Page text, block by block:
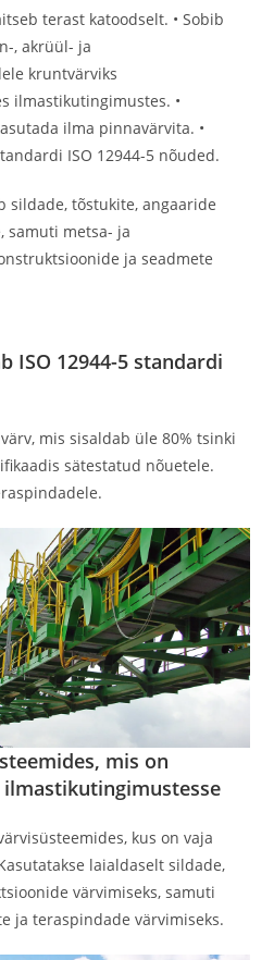
terast katoodselt. • Sobib
, akrüül- ja
kruntvärviks
ilmastikutingimustes. •
ilma pinnavärvita. •
ISO 12944-5 nõuded.
sildade, tõstukite, angaaride
samuti metsa- ja
ja seadmete
ISO 12944-5 standardi
mis sisaldab üle 80% tsinki
sätestatud nõuetele.
mis on
kus on vaja
laialdaselt sildade,
värvimiseks, samuti
ja teraspindade värvimiseks.